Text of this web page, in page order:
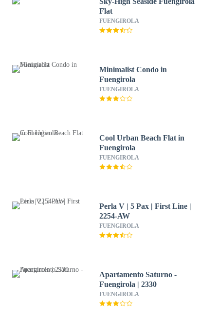
Flat
FUENGIROLA
Minimalist Condo in
Fuengirola
FUENGIROLA
Cool Urban Beach Flat in
Fuengirola
FUENGIROLA
Perla V | 5 Pax | First Line |
2254-AW
FUENGIROLA
Apartamento Saturno -
Fuengirola | 2330
FUENGIROLA